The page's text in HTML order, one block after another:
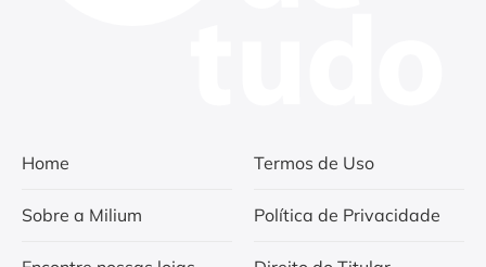
Home
Sobre a Milium
Termos de Uso
Política de Privacidade